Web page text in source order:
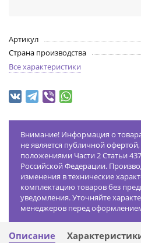
Артикул
Страна производства
Все характеристики
Внимание! Информация о
не является публичной
положениями Части 2 Статьи
Российской Федерации.
изменения в технические
комплектацию товаров без
уведомления. Уточняйте
менеджеров перед
Описание